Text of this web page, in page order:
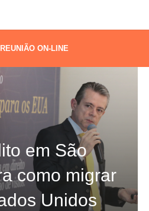
ON-LINE
em São
como migrar
Unidos